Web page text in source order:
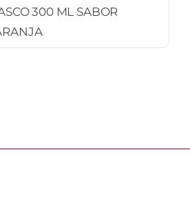
300 ML SABOR